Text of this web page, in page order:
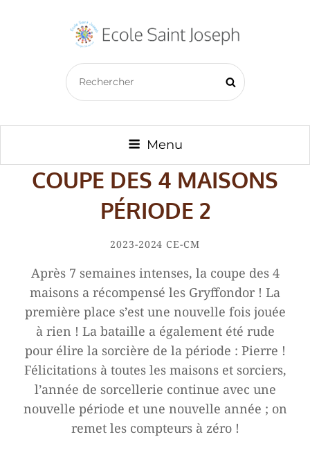
ECOLE SAINT JOSEPH –
BAZOUGES CRÉ SUR LOIR
Search
for:
Search
Menu
COUPE DES 4 MAISONS
PÉRIODE 2
Categories
2023-2024 CE-CM
Après 7 semaines intenses, la coupe des 4
maisons a récompensé les Gryffondor ! La
première place s’est une nouvelle fois jouée
à rien ! La bataille a également été rude
pour élire la sorcière de la période : Pierre !
Félicitations à toutes les maisons et sorciers,
l’année de sorcellerie continue avec une
nouvelle période et une nouvelle année ; on
remet les compteurs à zéro !